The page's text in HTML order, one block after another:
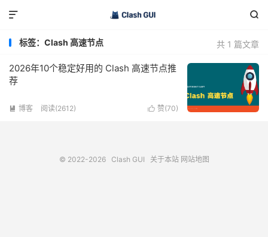


共 1 篇文章
标签：Clash 高速节点
2026年10个稳定好用的 Clash 高速节点推
荐
 赞(70)
 博客 阅读(2612)
© 2022-2026 Clash GUI 关于本站 网站地图